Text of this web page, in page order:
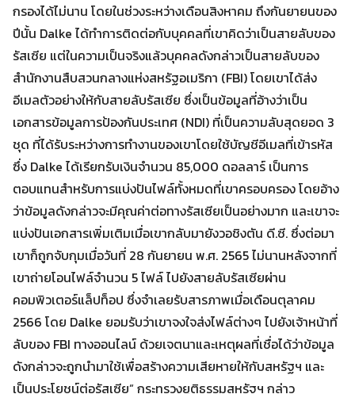
Search
for:
Search
กรองได้ไม่นาน โดยในช่วงระหว่างเดือนสิงหาคม ถึงกันยายนของ
ปีนั้น Dalke ได้ทำการติดต่อกับบุคคลที่เขาคิดว่าเป็นสายลับของ
รัสเซีย แต่ในความเป็นจริงแล้วบุคคลดังกล่าวเป็นสายลับของ
สำนักงานสืบสวนกลางแห่งสหรัฐอเมริกา (FBI) โดยเขาได้ส่ง
อีเมลตัวอย่างให้กับสายลับรัสเซีย ซึ่งเป็นข้อมูลที่อ้างว่าเป็น
เอกสารข้อมูลการป้องกันประเทศ (NDI) ที่เป็นความลับสุดยอด 3
ชุด ที่ได้รับระหว่างการทำงานของเขาโดยใช้บัญชีอีเมลที่เข้ารหัส
ซึ่ง Dalke ได้เรียกรับเงินจำนวน 85,000 ดอลลาร์ เป็นการ
ตอบแทนสำหรับการแบ่งปันไฟล์ทั้งหมดที่เขาครอบครอง โดยอ้าง
ว่าข้อมูลดังกล่าวจะมีคุณค่าต่อทางรัสเซียเป็นอย่างมาก และเขาจะ
แบ่งปันเอกสารเพิ่มเติมเมื่อเขากลับมายังวอชิงตัน ดี.ซี. ซึ่งต่อมา
เขาก็ถูกจับกุมเมื่อวันที่ 28 กันยายน พ.ศ. 2565 ไม่นานหลังจากที่
เขาถ่ายโอนไฟล์จำนวน 5 ไฟล์ ไปยังสายลับรัสเซียผ่าน
คอมพิวเตอร์แล็ปท็อป ซึ่งจำเลยรับสารภาพเมื่อเดือนตุลาคม
2566 โดย Dalke ยอมรับว่าเขาจงใจส่งไฟล์ต่างๆ ไปยังเจ้าหน้าที่
ลับของ FBI ทางออนไลน์ ด้วยเจตนาและเหตุผลที่เชื่อได้ว่าข้อมูล
ดังกล่าวจะถูกนำมาใช้เพื่อสร้างความเสียหายให้กับสหรัฐฯ และ
เป็นประโยชน์ต่อรัสเซีย” กระทรวงยุติธรรมสหรัฐฯ กล่าว